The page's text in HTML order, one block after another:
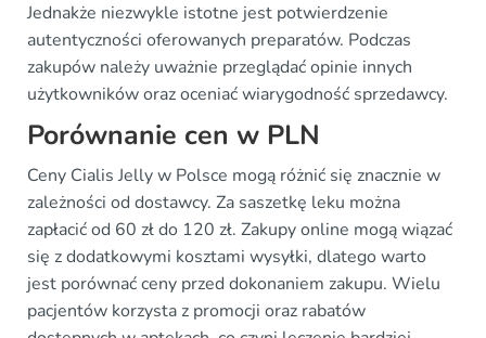
Jednakże niezwykle istotne jest potwierdzenie
autentyczności oferowanych preparatów. Podczas
zakupów należy uważnie przeglądać opinie innych
użytkowników oraz oceniać wiarygodność sprzedawcy.
Porównanie cen w PLN
Ceny Cialis Jelly w Polsce mogą różnić się znacznie w
zależności od dostawcy. Za saszetkę leku można
zapłacić od 60 zł do 120 zł. Zakupy online mogą wiązać
się z dodatkowymi kosztami wysyłki, dlatego warto
jest porównać ceny przed dokonaniem zakupu. Wielu
pacjentów korzysta z promocji oraz rabatów